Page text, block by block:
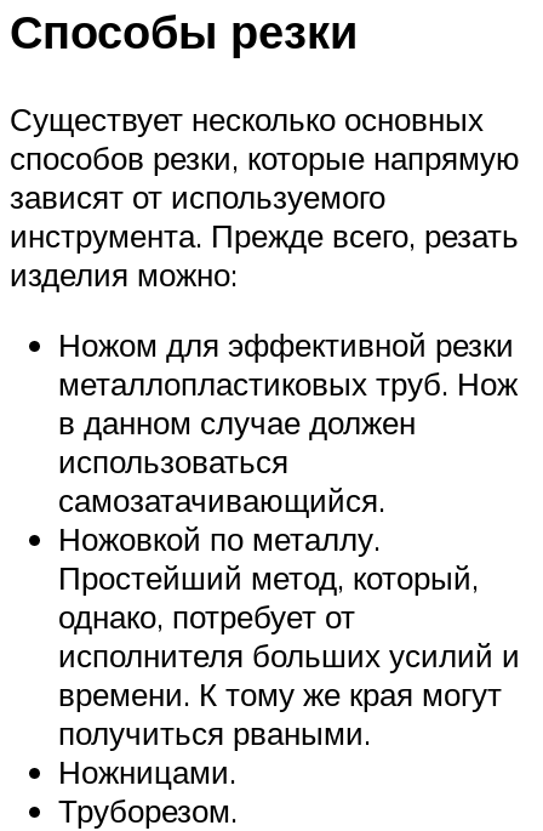
Способы резки
Существует несколько основных
способов резки, которые напрямую
зависят от используемого
инструмента. Прежде всего, резать
изделия можно:
Ножом для эффективной резки
металлопластиковых труб. Нож
в данном случае должен
использоваться
самозатачивающийся.
Ножовкой по металлу.
Простейший метод, который,
однако, потребует от
исполнителя больших усилий и
времени. К тому же края могут
получиться рваными.
Ножницами.
Труборезом.